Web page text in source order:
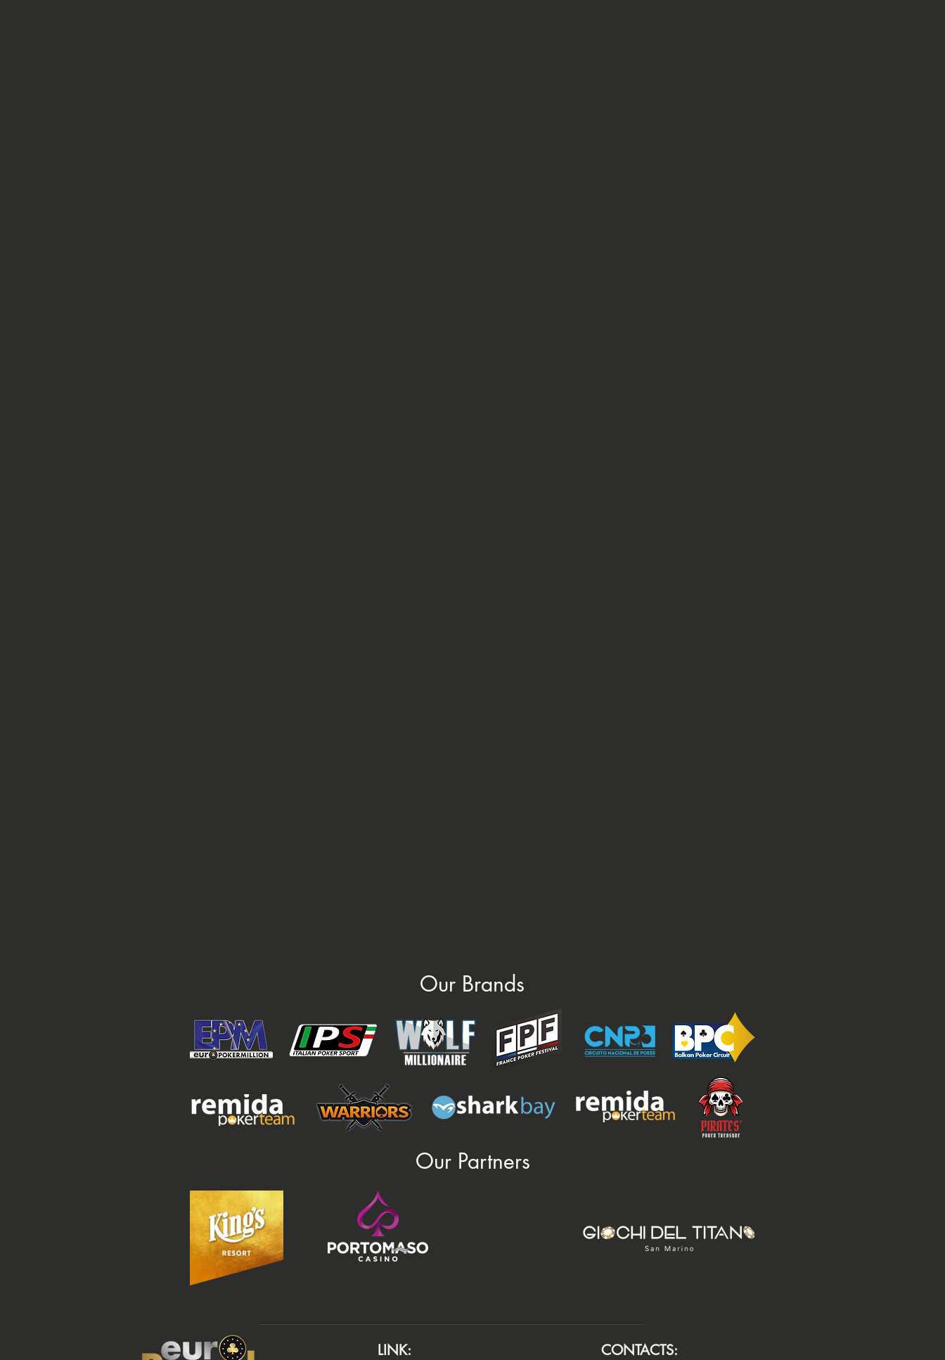
Our Brands
Our Partners
LINK: CONTACTS: